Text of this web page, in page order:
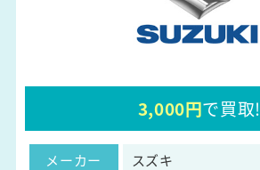
3,000円で買取!
メーカー
スズキ